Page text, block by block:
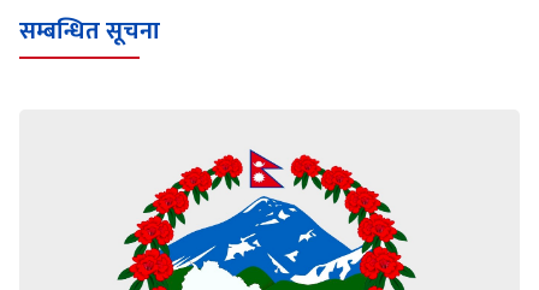
सम्बन्धित सूचना